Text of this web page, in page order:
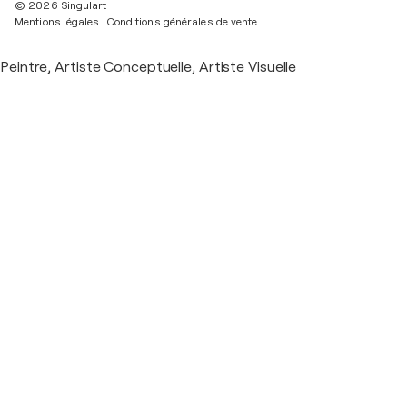
© 2026 Singulart
Mentions légales. Conditions générales de vente
Peintre, Artiste Conceptuelle, Artiste Visuelle